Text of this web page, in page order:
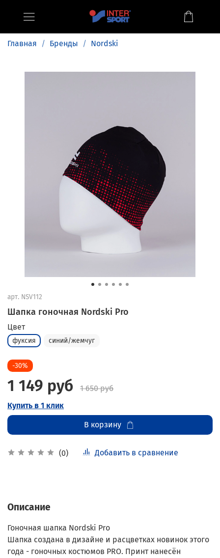
Главная Бренды Nordski
арт. NSV112
Шапка гоночная Nordski Pro
(0) Добавить в сравнение
Цвет
фуксия синий/жемчуг
-30%
1 149 руб
1 650 руб
Купить в 1 клик
В корзину
Описание
Гоночная шапка Nordski Pro
Шапка создана в дизайне и расцветках новинок этого
года - гоночных костюмов PRO. Принт нанесён